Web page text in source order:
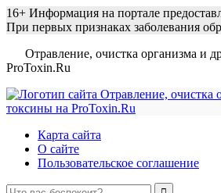
16+ Информация на портале
При первых признаках заболевания
Отравление, очистка организма и
ProToxin.Ru
Карта сайта
О сайте
Пользовательское соглашение